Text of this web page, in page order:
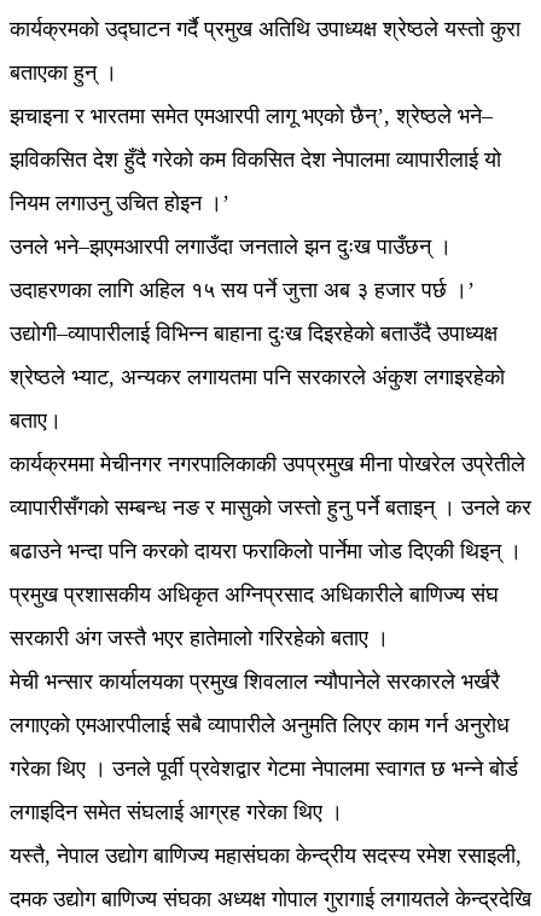
कार्यक्रमको उद्घाटन गर्दै प्रमुख अतिथि उपाध्यक्ष श्रेष्ठले यस्तो कुरा
बताएका हुन् ।
झचाइना र भारतमा समेत एमआरपी लागू भएको छैन्’, श्रेष्ठले भने–
झविकसित देश हुँदै गरेको कम विकसित देश नेपालमा व्यापारीलाई यो
नियम लगाउनु उचित होइन ।’
उनले भने–झएमआरपी लगाउँदा जनताले झन दुःख पाउँछन् ।
उदाहरणका लागि अहिल १५ सय पर्ने जुत्ता अब ३ हजार पर्छ ।’
उद्योगी–व्यापारीलाई विभिन्न बाहाना दुःख दिइरहेको बताउँदै उपाध्यक्ष
श्रेष्ठले भ्याट, अन्यकर लगायतमा पनि सरकारले अंकुश लगाइरहेको
बताए।
कार्यक्रममा मेचीनगर नगरपालिकाकी उपप्रमुख मीना पोखरेल उप्रेतीले
व्यापारीसँगको सम्बन्ध नङ र मासुको जस्तो हुनु पर्ने बताइन् । उनले कर
बढाउने भन्दा पनि करको दायरा फराकिलो पार्नेमा जोड दिएकी थिइन् ।
प्रमुख प्रशासकीय अधिकृत अग्निप्रसाद अधिकारीले बाणिज्य संघ
सरकारी अंग जस्तै भएर हातेमालो गरिरहेको बताए ।
मेची भन्सार कार्यालयका प्रमुख शिवलाल न्यौपानेले सरकारले भर्खरै
लगाएको एमआरपीलाई सबै व्यापारीले अनुमति लिएर काम गर्न अनुरोध
गरेका थिए । उनले पूर्वी प्रवेशद्वार गेटमा नेपालमा स्वागत छ भन्ने बोर्ड
लगाइदिन समेत संघलाई आग्रह गरेका थिए ।
यस्तै, नेपाल उद्योग बाणिज्य महासंघका केन्द्रीय सदस्य रमेश रसाइली,
दमक उद्योग बाणिज्य संघका अध्यक्ष गोपाल गुरागाई लगायतले केन्द्रदेखि